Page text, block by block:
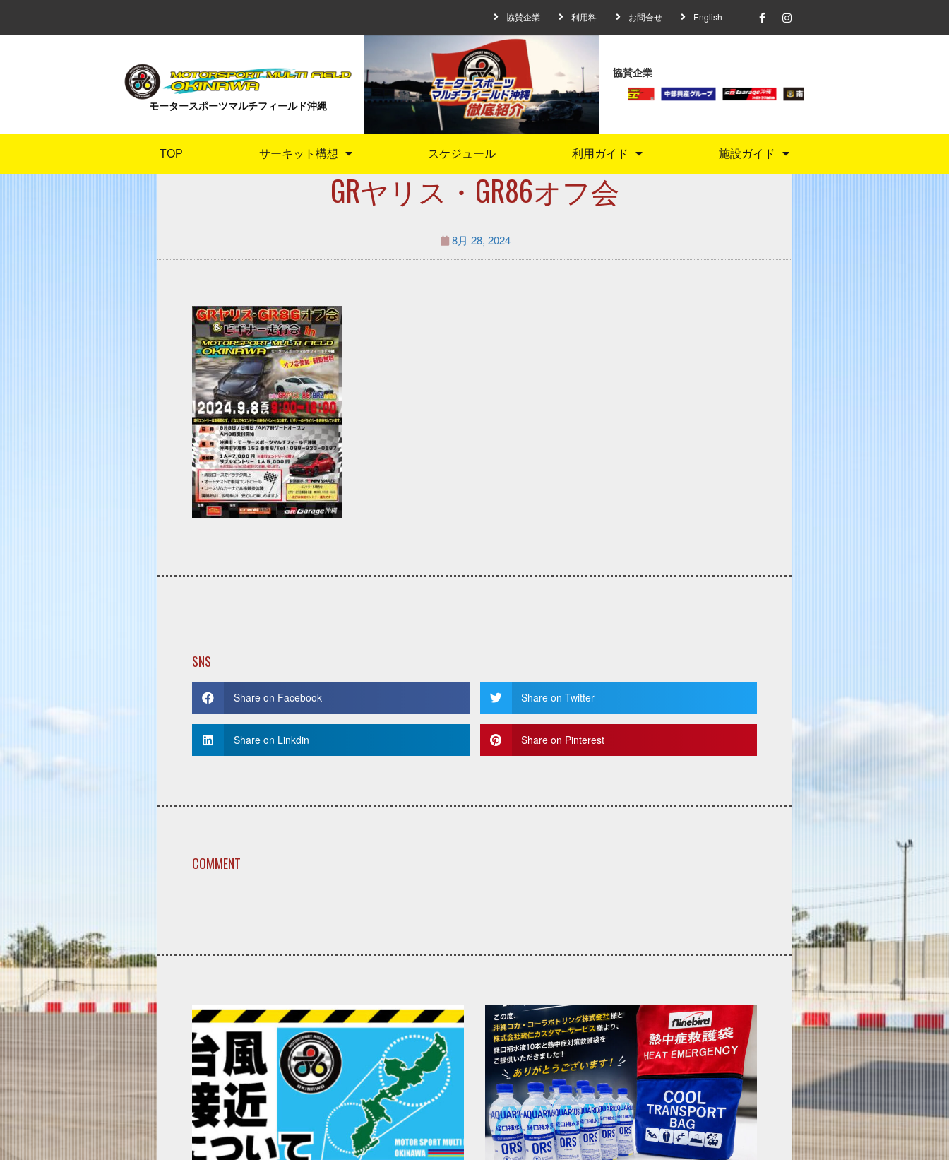
協賛企業 利用料 お問合せ English
モータースポーツマルチフィールド沖縄
協賛企業
TOP サーキット構想 スケジュール 利用ガイド 施設ガイド
GRヤリス・GR86オフ会
8月 28, 2024
SNS
Share on Facebook Share on Twitter
Share on Linkdin Share on Pinterest
COMMENT